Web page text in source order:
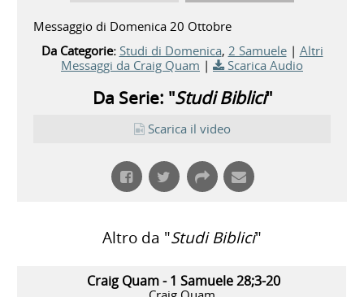
Messaggio di Domenica 20 Ottobre
Da Categorie: Studi di Domenica, 2 Samuele| Altri
Messaggi da Craig Quam | Scarica Audio
Da Serie: "Studi Biblici"
Scarica il video
Altro da "Studi Biblici"
Craig Quam - 1 Samuele 28;3-20